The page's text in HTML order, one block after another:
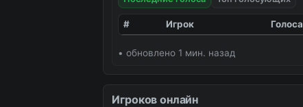
# Игрок Голоса
• обновлено 1 мин. назад
Игроков онлайн